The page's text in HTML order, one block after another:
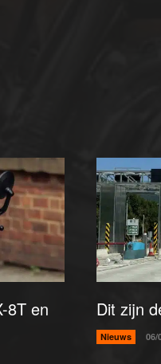
8T en
Dit zijn
Nieuws 06/